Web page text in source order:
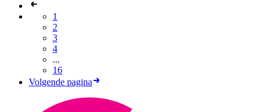
1
2
3
4
...
16
Volgende pagina